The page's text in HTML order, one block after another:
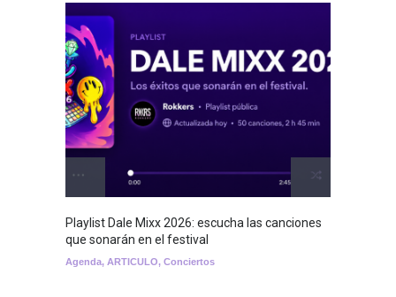
Playlist Dale Mixx 2026: escucha las canciones
que sonarán en el festival
Agenda, ARTICULO, Conciertos